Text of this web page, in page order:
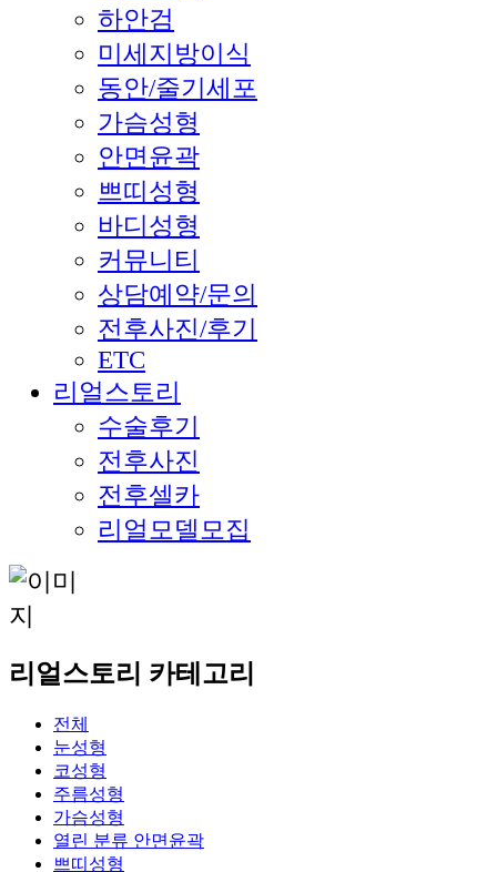
하안검
미세지방이식
동안/줄기세포
가슴성형
안면윤곽
쁘띠성형
바디성형
커뮤니티
상담예약/문의
전후사진/후기
ETC
리얼스토리
수술후기
전후사진
전후셀카
리얼모델모집
리얼스토리 카테고리
전체
눈성형
코성형
주름성형
가슴성형
열린 분류 안면윤곽
쁘띠성형